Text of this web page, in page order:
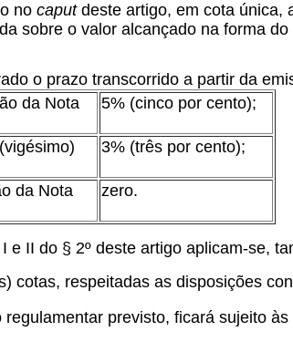
no caput deste artigo, em cota única,
sobre o valor alcançado na forma
o prazo transcorrido a partir da
da Nota
5% (cinco por cento);
3% (três por cento);
da Nota
zero.
II do § 2º deste artigo aplicam-se,
cotas, respeitadas as disposições
previsto, ficará sujeito